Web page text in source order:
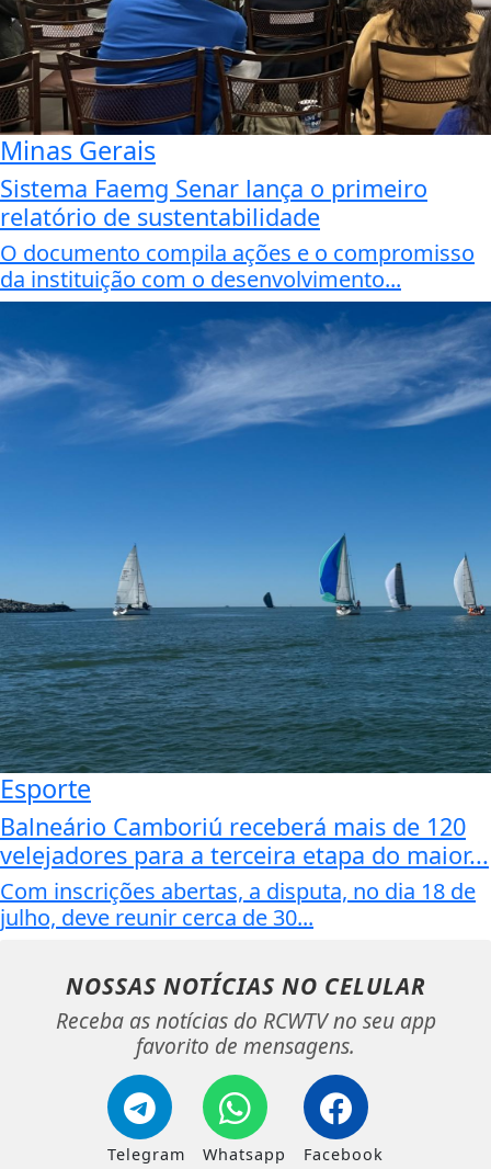
Minas Gerais
Sistema Faemg Senar lança o primeiro
relatório de sustentabilidade
O documento compila ações e o compromisso
da instituição com o desenvolvimento...
Esporte
Balneário Camboriú receberá mais de 120
velejadores para a terceira etapa do maior...
Com inscrições abertas, a disputa, no dia 18 de
julho, deve reunir cerca de 30...
NOSSAS NOTÍCIAS NO CELULAR
Receba as notícias do RCWTV no seu app
favorito de mensagens.
Telegram Whatsapp Facebook